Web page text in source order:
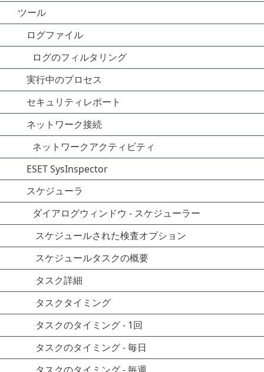
ツール
ログファイル
ログのフィルタリング
実行中のプロセス
セキュリティレポート
ネットワーク接続
ネットワークアクティビティ
ESET SysInspector
スケジューラ
ダイアログウィンドウ - スケジューラー
スケジュールされた検査オプション
スケジュールタスクの概要
タスク詳細
タスクタイミング
タスクのタイミング - 1回
タスクのタイミング - 毎日